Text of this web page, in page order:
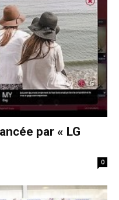
par « LG
0